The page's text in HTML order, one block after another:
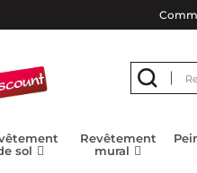
sol
Revêtement
mural